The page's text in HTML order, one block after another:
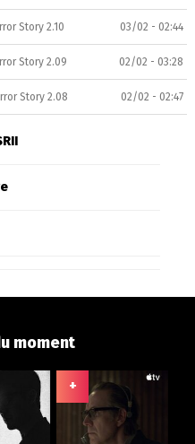
Story 2.10 03/02 - 02:44
Story 2.09 02/02 - 03:28
Story 2.08 02/02 - 02:47
moment
+